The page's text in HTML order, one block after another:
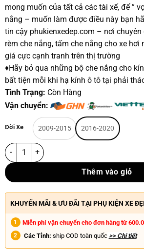
mong muốn của tất cả các tài xế, để ”
nắng – muốn làm được điều này bạn
tin cậy phukienxedep.com – nơi
rèm che nắng, tấm che nắng cho xe hơi
giá cực cạnh tranh trên thị trường
♦Hãy bỏ qua những bộ che nắng cho
bất tiện mỗi khi hạ kính ô tô tại phải
Tình Trạng: Còn Hàng
Vận chuyển:
Đời Xe 2009-2015 2016-2020
Thêm vào giỏ
KHUYẾN MÃI & ƯU ĐÃI TẠI PHỤ KIỆN XE
Miễn phí vận chuyển cho đơn hàng từ
Các Tỉnh: ship COD toàn quốc >> Chi tiết